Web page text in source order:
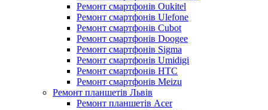
Ремонт смартфонів Oukitel
Ремонт смартфонів Ulefone
Ремонт смартфонів Cubot
Ремонт смартфонів Doogee
Ремонт смартфонів Sigma
Ремонт смартфонів Umidigi
Ремонт смартфонів HTC
Ремонт смартфонів Meizu
Ремонт планшетів Львів
Ремонт планшетів Acer